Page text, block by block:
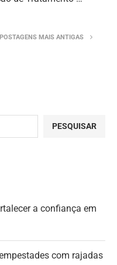
POSTAGENS MAIS ANTIGAS
PESQUISAR
a confiança em
com rajadas